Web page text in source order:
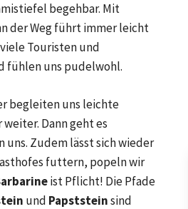
begehbar. Mit
der Weg führt immer leicht
Touristen und
fühlen uns pudelwohl.
begleiten uns leichte
Dann geht es
uns. Zudem lässt sich wieder
futtern, popeln wir
ist Pflicht! Die Pfade
und Papststeinsind